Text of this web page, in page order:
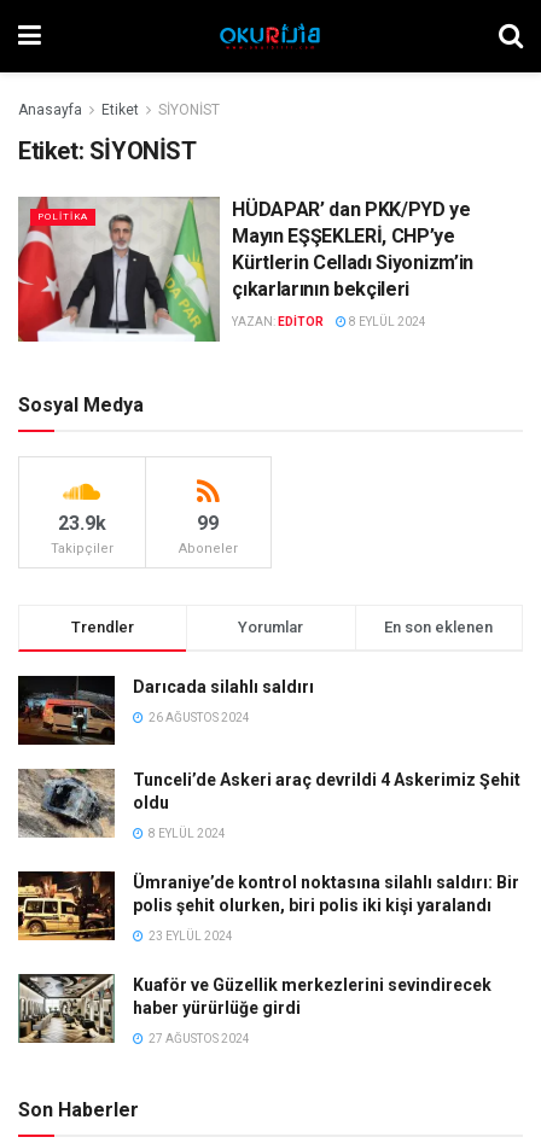
Anasayfa Etiket SİYONİST
Etiket: SİYONİST
POLITIKA
HÜDAPAR’ dan PKK/PYD ye
Mayın EŞŞEKLERİ, CHP’ye
Kürtlerin Celladı Siyonizm’in
çıkarlarının bekçileri
YAZAN: EDITOR 8 EYLÜL 2024
Sosyal Medya
23.9k
Takipçiler
99
Aboneler
Trendler Yorumlar En son eklenen
Darıcada silahlı saldırı
26 AĞUSTOS 2024
Tunceli’de Askeri araç devrildi 4 Askerimiz Şehit
oldu
8 EYLÜL 2024
Ümraniye’de kontrol noktasına silahlı saldırı: Bir
polis şehit olurken, biri polis iki kişi yaralandı
23 EYLÜL 2024
Kuaför ve Güzellik merkezlerini sevindirecek
haber yürürlüğe girdi
27 AĞUSTOS 2024
Son Haberler